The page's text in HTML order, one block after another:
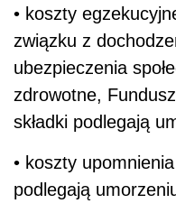
• koszty
związku z
ubezpieczenia
zdrowotne,
składki podlegają
• koszty
podlegają